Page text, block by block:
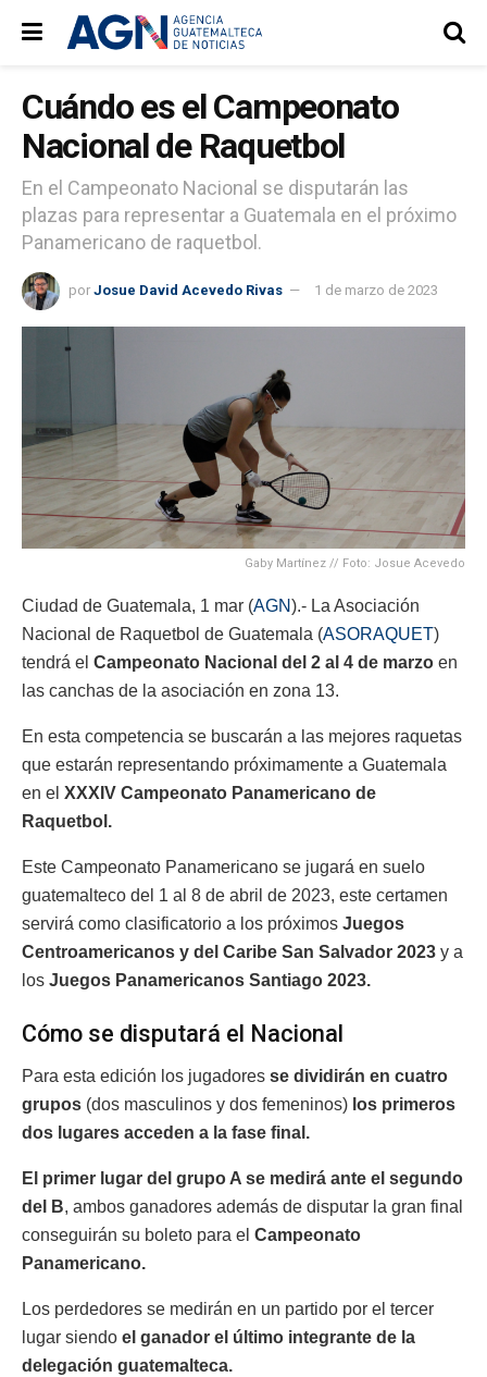
Cuándo es el Campeonato
Nacional de Raquetbol
En el Campeonato Nacional se disputarán las
plazas para representar a Guatemala en el próximo
Panamericano de raquetbol.
por Josue David Acevedo Rivas 1 de marzo de 2023
Gaby Martínez // Foto: Josue Acevedo
Ciudad de Guatemala, 1 mar (AGN).- La Asociación
Nacional de Raquetbol de Guatemala (ASORAQUET)
tendrá el Campeonato Nacional del 2 al 4 de marzo en
las canchas de la asociación en zona 13.
En esta competencia se buscarán a las mejores raquetas
que estarán representando próximamente a Guatemala
en el XXXIV Campeonato Panamericano de
Raquetbol.
Este Campeonato Panamericano se jugará en suelo
guatemalteco del 1 al 8 de abril de 2023, este certamen
servirá como clasificatorio a los próximos Juegos
Centroamericanos y del Caribe San Salvador 2023 y a
los Juegos Panamericanos Santiago 2023.
Cómo se disputará el Nacional
Para esta edición los jugadores se dividirán en cuatro
grupos (dos masculinos y dos femeninos) los primeros
dos lugares acceden a la fase final.
El primer lugar del grupo A se medirá ante el segundo
del B, ambos ganadores además de disputar la gran final
conseguirán su boleto para el Campeonato
Panamericano.
Los perdedores se medirán en un partido por el tercer
lugar siendo el ganador el último integrante de la
delegación guatemalteca.